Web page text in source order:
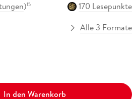
)15
170 Lesepunkte
Alle 3 Formate
In den Warenkorb